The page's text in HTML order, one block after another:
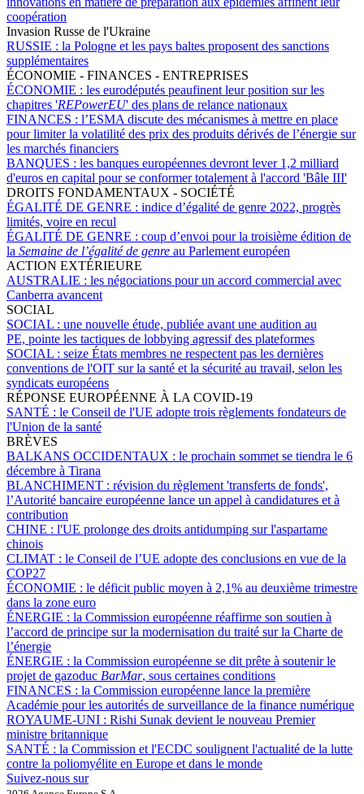
coopération
Invasion Russe de l'Ukraine
RUSSIE : la Pologne et les pays baltes proposent des sanctions
supplémentaires
ÉCONOMIE - FINANCES - ENTREPRISES
ÉCONOMIE : les eurodéputés peaufinent leur position sur les
chapitres 'REPowerEU' des plans de relance nationaux
FINANCES : l’ESMA discute des mécanismes à mettre en place
pour limiter la volatilité des prix des produits dérivés de l’énergie sur
les marchés financiers
BANQUES : les banques européennes devront lever 1,2 milliard
d'euros en capital pour se conformer totalement à l'accord 'Bâle III'
DROITS FONDAMENTAUX - SOCIÉTÉ
ÉGALITÉ DE GENRE : indice d’égalité de genre 2022, progrès
limités, voire en recul
ÉGALITÉ DE GENRE : coup d’envoi pour la troisième édition de
la Semaine de l’égalité de genre au Parlement européen
ACTION EXTÉRIEURE
AUSTRALIE : les négociations pour un accord commercial avec
Canberra avancent
SOCIAL
SOCIAL : une nouvelle étude, publiée avant une audition au
PE, pointe les tactiques de lobbying agressif des plateformes
SOCIAL : seize États membres ne respectent pas les dernières
conventions de l'OIT sur la santé et la sécurité au travail, selon les
syndicats européens
RÉPONSE EUROPÉENNE À LA COVID-19
SANTÉ : le Conseil de l'UE adopte trois règlements fondateurs de
l'Union de la santé
BRÈVES
BALKANS OCCIDENTAUX : le prochain sommet se tiendra le 6
décembre à Tirana
BLANCHIMENT : révision du règlement 'transferts de fonds',
l’Autorité bancaire européenne lance un appel à candidatures et à
contribution
CHINE : l'UE prolonge des droits antidumping sur l'aspartame
chinois
CLIMAT : le Conseil de l’UE adopte des conclusions en vue de la
COP27
ÉCONOMIE : le déficit public moyen à 2,1% au deuxième trimestre
dans la zone euro
ÉNERGIE : la Commission européenne réaffirme son soutien à
l’accord de principe sur la modernisation du traité sur la Charte de
l’énergie
ÉNERGIE : la Commission européenne se dit prête à soutenir le
projet de gazoduc BarMar, sous certaines conditions
FINANCES : la Commission européenne lance la première
Académie pour les autorités de surveillance de la finance numérique
ROYAUME-UNI : Rishi Sunak devient le nouveau Premier
ministre britannique
SANTÉ : la Commission et l'ECDC soulignent l'actualité de la lutte
contre la poliomyélite en Europe et dans le monde
Suivez-nous sur